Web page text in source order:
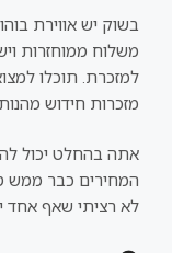
בשוק יש אווירת
משלוח ממוחזרות
למזכרת. תוכלו
מזכרות חידוש מהנות.
אתה בהחלט יכול
המחירים כבר ממש
לא רציתי שאף אחד